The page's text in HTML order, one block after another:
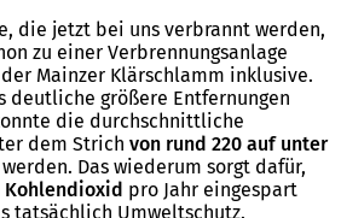
die jetzt bei uns verbrannt werden,
zu einer Verbrennungsanlage
Mainzer Klärschlamm inklusive.
größere Entfernungen
die durchschnittliche
dem Strich von rund 220 auf unter
Das wiederum sorgt dafür,
Kohlendioxid pro Jahr eingespart
tatsächlich Umweltschutz.